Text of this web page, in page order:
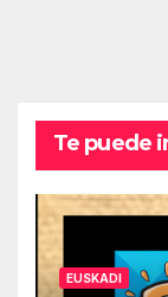
Te puede
EUSKADI